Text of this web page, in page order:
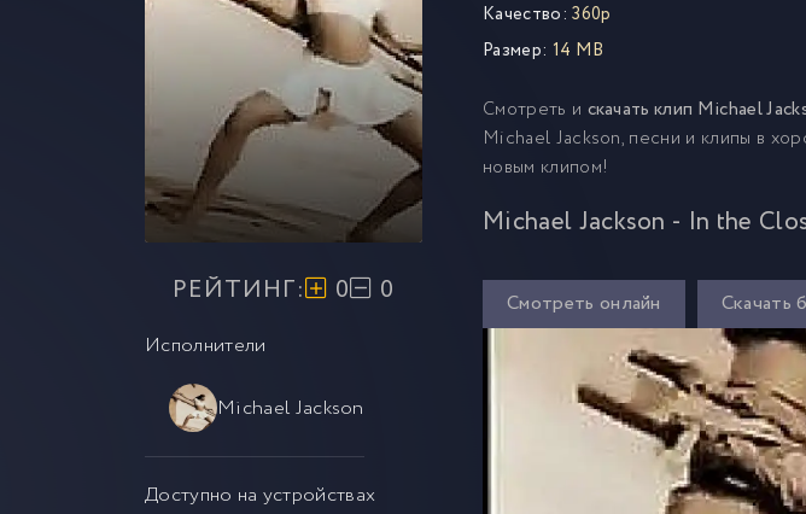
РЕЙТИНГ: 0 0
Исполнители
Michael Jackson
Доступно на устройствах
Качество: 360p
Размер: 14 MB
Смотреть и скачать клип Michael
Michael Jackson, песни и клипы в
новым клипом!
Michael Jackson - In the
Смотреть онлайн Скачать